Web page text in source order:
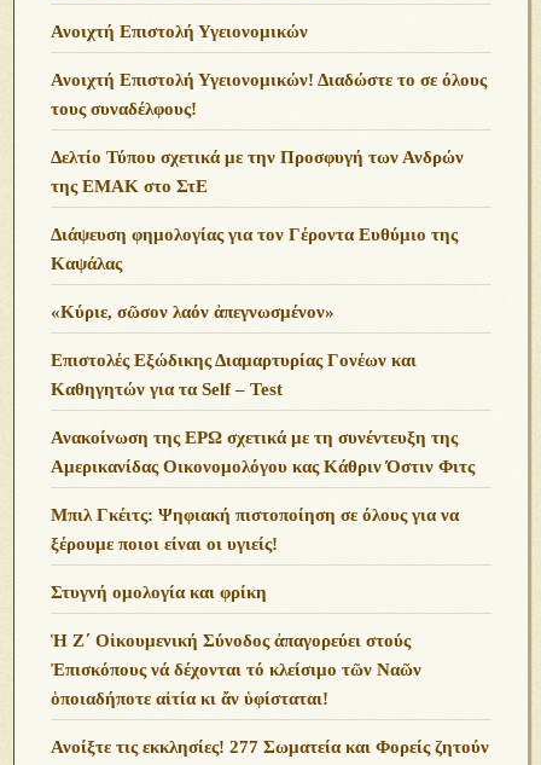
Ανοιχτή Επιστολή Υγειονομικών
Ανοιχτή Επιστολή Υγειονομικών! Διαδώστε το σε όλους
τους συναδέλφους!
Δελτίο Τύπου σχετικά με την Προσφυγή των Ανδρών
της ΕΜΑΚ στο ΣτΕ
Διάψευση φημολογίας για τον Γέροντα Ευθύμιο της
Καψάλας
«Κύριε, σῶσον λαόν ἀπεγνωσμένον»
Επιστολές Εξώδικης Διαμαρτυρίας Γονέων και
Καθηγητών για τα Self – Test
Ανακοίνωση της ΕΡΩ σχετικά με τη συνέντευξη της
Αμερικανίδας Οικονομολόγου κας Κάθριν Όστιν Φιτς
Μπιλ Γκέιτς: Ψηφιακή πιστοποίηση σε όλους για να
ξέρουμε ποιοι είναι οι υγιείς!
Στυγνή ομολογία και φρίκη
Ἡ Ζ΄ Οἰκουμενική Σύνοδος ἀπαγορεύει στούς
Ἐπισκόπους νά δέχονται τό κλείσιμο τῶν Ναῶν
ὁποιαδήποτε αἰτία κι ἄν ὑφίσταται!
Ανoίξτε τις εκκλησίες! 277 Σωματεία και Φορείς ζητούν